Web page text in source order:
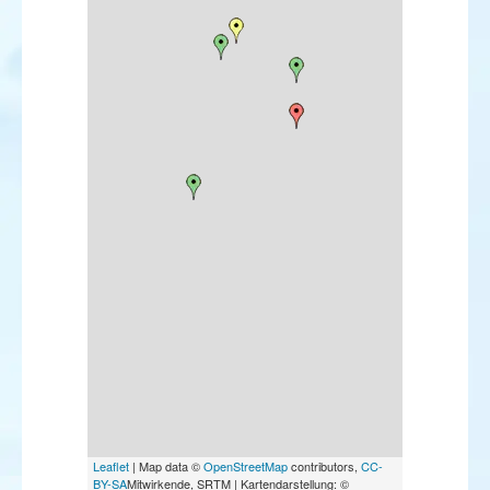
Leaflet | Map data ©OpenStreetMapcontributors, CC-
BY-SAMitwirkende, SRTM | Kartendarstellung: ©